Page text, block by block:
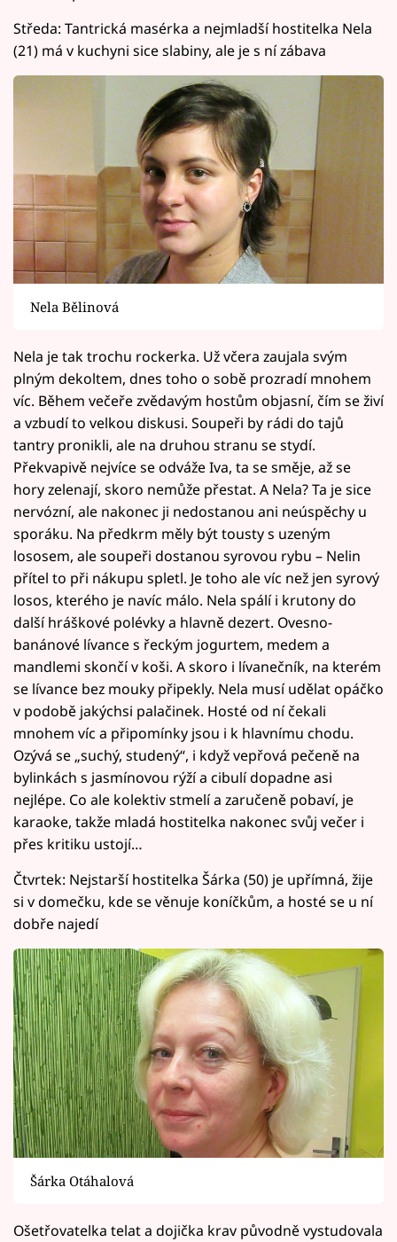
Středa: Tantrická masérka a nejmladší hostitelka Nela
(21) má v kuchyni sice slabiny, ale je s ní zábava
Nela Bělinová
Nela je tak trochu rockerka. Už včera zaujala svým
plným dekoltem, dnes toho o sobě prozradí mnohem
víc. Během večeře zvědavým hostům objasní, čím se živí
a vzbudí to velkou diskusi. Soupeři by rádi do tajů
tantry pronikli, ale na druhou stranu se stydí.
Překvapivě nejvíce se odváže Iva, ta se směje, až se
hory zelenají, skoro nemůže přestat. A Nela? Ta je sice
nervózní, ale nakonec ji nedostanou ani neúspěchy u
sporáku. Na předkrm měly být tousty s uzeným
lososem, ale soupeři dostanou syrovou rybu – Nelin
přítel to při nákupu spletl. Je toho ale víc než jen syrový
losos, kterého je navíc málo. Nela spálí i krutony do
další hráškové polévky a hlavně dezert. Ovesno-
banánové lívance s řeckým jogurtem, medem a
mandlemi skončí v koši. A skoro i lívanečník, na kterém
se lívance bez mouky připekly. Nela musí udělat opáčko
v podobě jakýchsi palačinek. Hosté od ní čekali
mnohem víc a připomínky jsou i k hlavnímu chodu.
Ozývá se „suchý, studený“, i když vepřová pečeně na
bylinkách s jasmínovou rýží a cibulí dopadne asi
nejlépe. Co ale kolektiv stmelí a zaručeně pobaví, je
karaoke, takže mladá hostitelka nakonec svůj večer i
přes kritiku ustojí…
Čtvrtek: Nejstarší hostitelka Šárka (50) je upřímná, žije
si v domečku, kde se věnuje koníčkům, a hosté se u ní
dobře najedí
Šárka Otáhalová
Ošetřovatelka telat a dojička krav původně vystudovala